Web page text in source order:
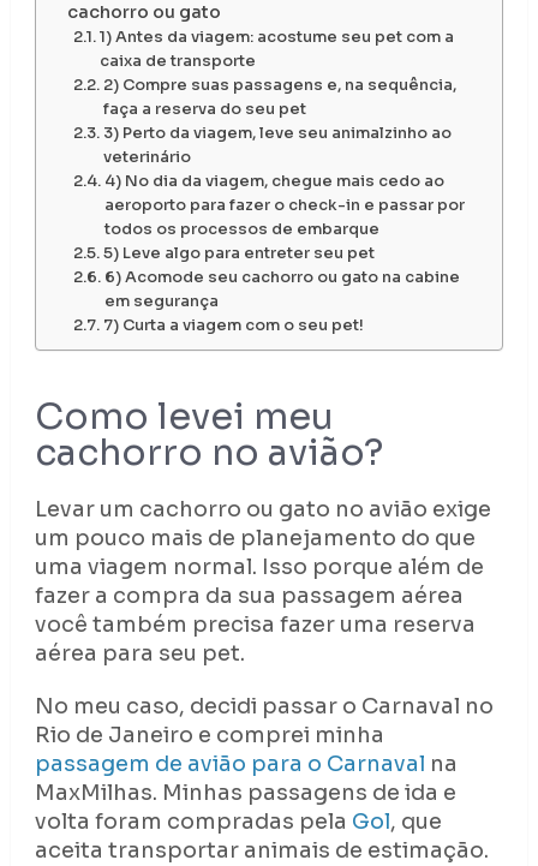
cachorro ou gato
1) Antes da viagem: acostume seu pet com a
caixa de transporte
2) Compre suas passagens e, na sequência,
faça a reserva do seu pet
3) Perto da viagem, leve seu animalzinho ao
veterinário
4) No dia da viagem, chegue mais cedo ao
aeroporto para fazer o check-in e passar por
todos os processos de embarque
5) Leve algo para entreter seu pet
6) Acomode seu cachorro ou gato na cabine
em segurança
7) Curta a viagem com o seu pet!
Como levei meu
cachorro no avião?
Levar um cachorro ou gato no avião exige
um pouco mais de planejamento do que
uma viagem normal. Isso porque além de
fazer a compra da sua passagem aérea
você também precisa fazer uma reserva
aérea para seu pet.
No meu caso, decidi passar o Carnaval no
Rio de Janeiro e comprei minha
passagem de avião para o Carnaval na
MaxMilhas. Minhas passagens de ida e
volta foram compradas pela Gol, que
aceita transportar animais de estimação.